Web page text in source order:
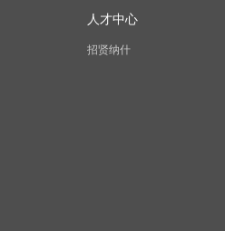
人才中心
招贤纳什